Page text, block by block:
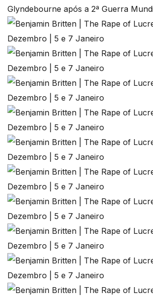
Glyndebourne após a 2ª Guerra